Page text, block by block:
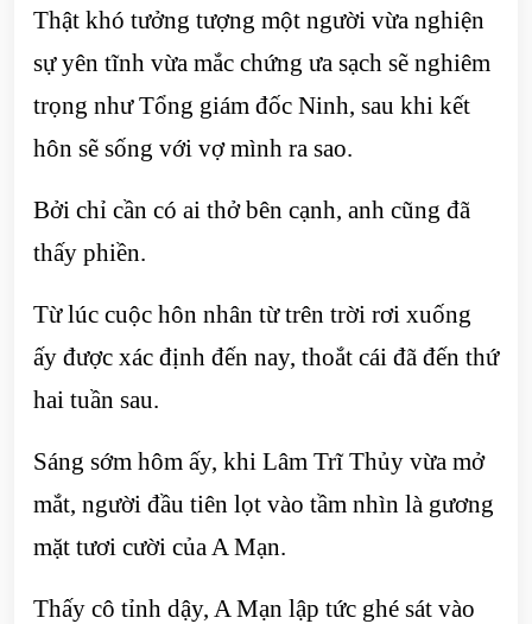
Thật khó tưởng tượng một người vừa nghiện
sự yên tĩnh vừa mắc chứng ưa sạch sẽ nghiêm
trọng như Tổng giám đốc Ninh, sau khi kết
hôn sẽ sống với vợ mình ra sao.
Bởi chỉ cần có ai thở bên cạnh, anh cũng đã
thấy phiền.
Từ lúc cuộc hôn nhân từ trên trời rơi xuống
ấy được xác định đến nay, thoắt cái đã đến thứ
hai tuần sau.
Sáng sớm hôm ấy, khi Lâm Trĩ Thủy vừa mở
mắt, người đầu tiên lọt vào tầm nhìn là gương
mặt tươi cười của A Mạn.
Thấy cô tỉnh dậy, A Mạn lập tức ghé sát vào